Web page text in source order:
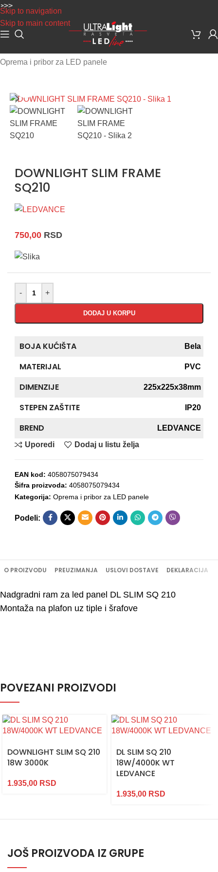
Skip to navigation
Skip to main content
Oprema i pribor za LED panele
DOWNLIGHT SLIM FRAME
SQ210
750,00 RSD
- +
DODAJ U KORPU
BOJA KUĆIŠTA Bela
MATERIJAL PVC
DIMENZIJE 225x225x38mm
STEPEN ZAŠTITE IP20
BREND
LEDVANCE
Uporedi
Dodaj u listu želja
EAN kod: 4058075079434
Šifra proizvoda: 4058075079434
Kategorija: Oprema i pribor za LED panele
Podeli:
O PROIZVODU PREUZIMANJA USLOVI DOSTAVE DEKLARACIJA
Nadgradni ram za led panel DL SLIM SQ 210
Montaža na plafon uz tiple i šrafove
POVEZANI PROIZVODI
DOWNLIGHT SLIM SQ 210
18W 3000K
1.935,00 RSD
DL SLIM SQ 210
18W/4000K WT
LEDVANCE
1.935,00 RSD
JOŠ PROIZVODA IZ GRUPE